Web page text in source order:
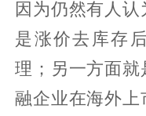
因为仍然有人
是涨价去库存
理；另一方面
融企业在海外上